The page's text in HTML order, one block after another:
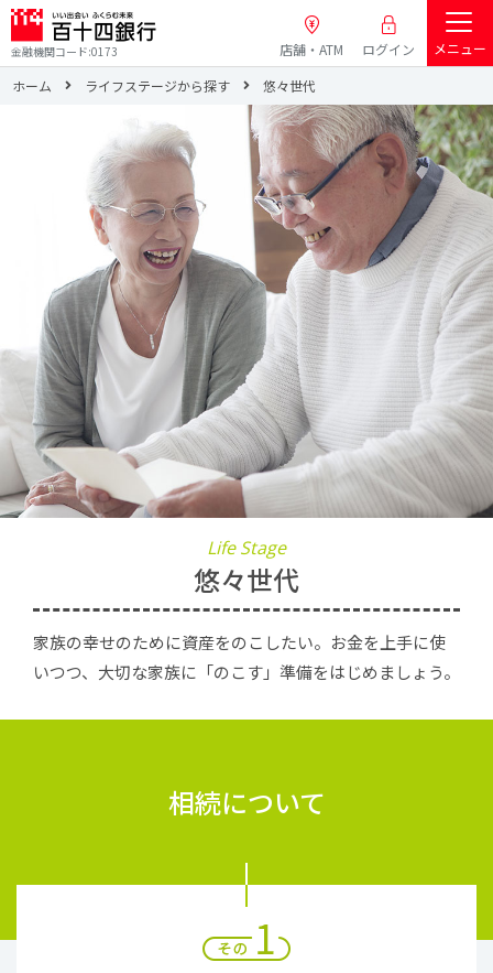
金融機関コード:0173 店舗・ATM ログイン
メニュー
ホーム
ライフステージから探す 悠々世代
Life Stage
悠々世代
家族の幸せのために資産をのこしたい。 お金を上手に使
いつつ、 大切な家族に「のこす」準備をはじめましょう。
相続について